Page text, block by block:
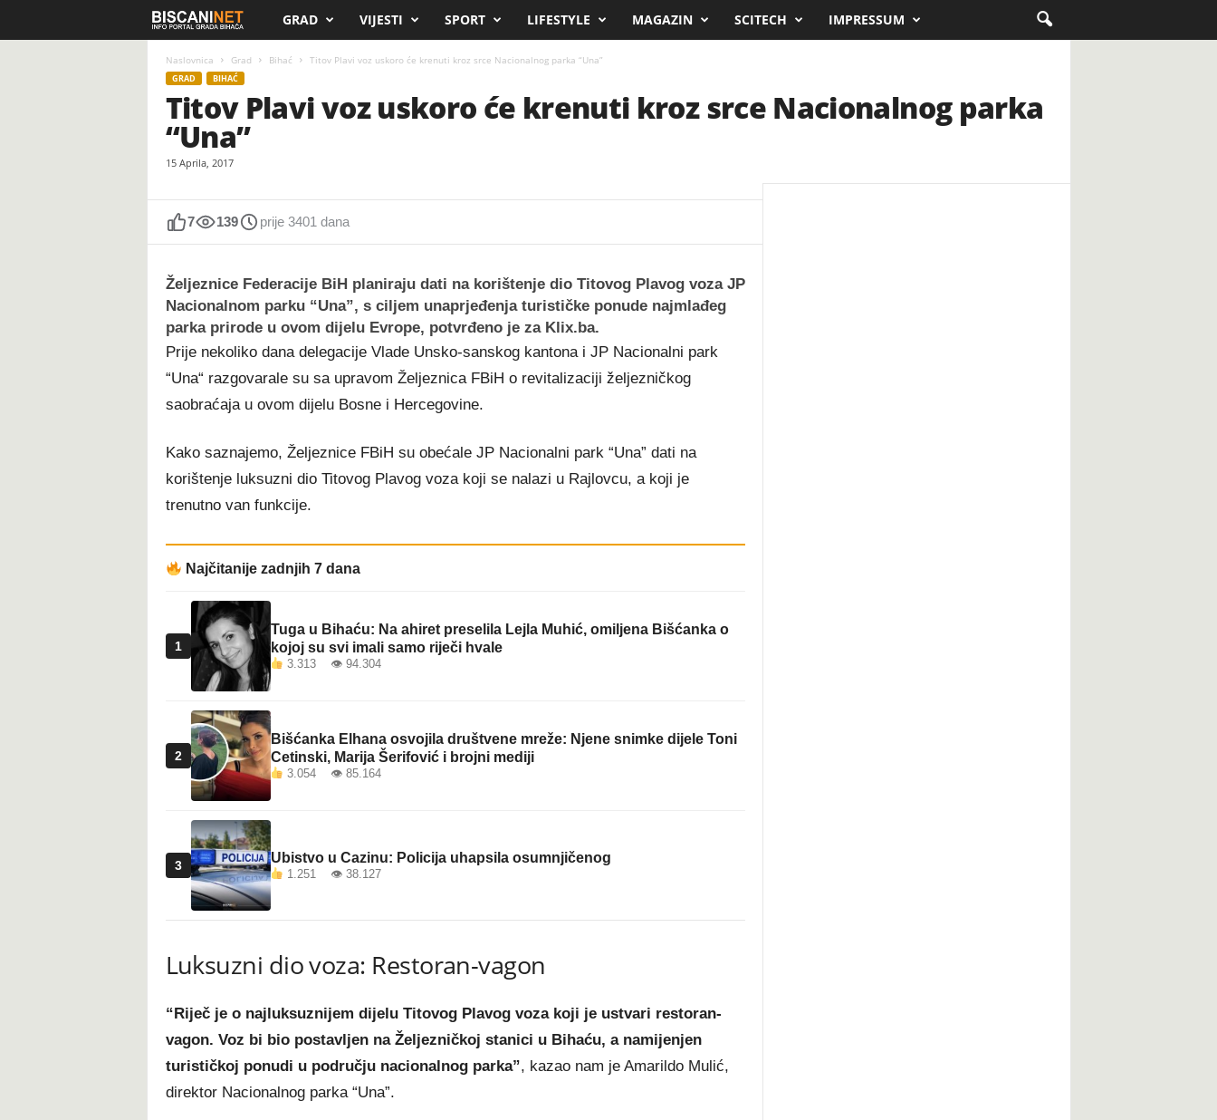
i
s
n
e
GRAD VIJESTI SPORT LIFESTYLE MAGAZIN SCITECH IMPRESSUM
Naslovnica Grad Bihać Titov Plavi voz uskoro će krenuti kroz srce Nacionalnog parka “Una”
GRAD BIHAĆ
Titov Plavi voz uskoro će krenuti kroz srce Nacionalnog parka
“Una”
15 Aprila, 2017
7 139 prije 3401 dana
Željeznice Federacije BiH planiraju dati na korištenje dio Titovog Plavog voza JP
Nacionalnom parku “Una”, s ciljem unaprjeđenja turističke ponude najmlađeg
parka prirode u ovom dijelu Evrope, potvrđeno je za Klix.ba.
Prije nekoliko dana delegacije Vlade Unsko-sanskog kantona i JP Nacionalni park
“Una“ razgovarale su sa upravom Željeznica FBiH o revitalizaciji željezničkog
saobraćaja u ovom dijelu Bosne i Hercegovine.
Kako saznajemo, Željeznice FBiH su obećale JP Nacionalni park “Una” dati na
korištenje luksuzni dio Titovog Plavog voza koji se nalazi u Rajlovcu, a koji je
trenutno van funkcije.
Najčitanije zadnjih 7 dana
1
Tuga u Bihaću: Na ahiret preselila Lejla Muhić, omiljena Bišćanka o
kojoj su svi imali samo riječi hvale
3.313 👁 94.304
2
Bišćanka Elhana osvojila društvene mreže: Njene snimke dijele Toni
Cetinski, Marija Šerifović i brojni mediji
3.054 👁 85.164
3 Ubistvo u Cazinu: Policija uhapsila osumnjičenog
1.251 👁 38.127
Luksuzni dio voza: Restoran-vagon
“Riječ je o najluksuznijem dijelu Titovog Plavog voza koji je ustvari restoran-
vagon. Voz bi bio postavljen na Željezničkoj stanici u Bihaću, a namijenjen
turističkoj ponudi u području nacionalnog parka”, kazao nam je Amarildo Mulić,
direktor Nacionalnog parka “Una”.